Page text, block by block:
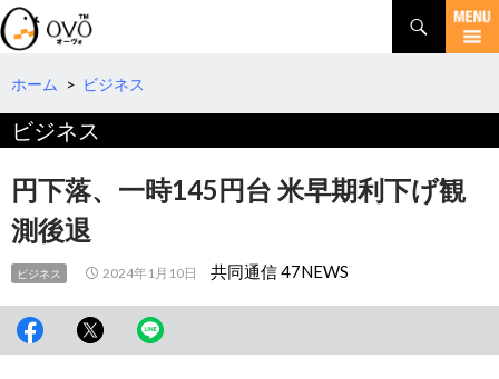
検
索
コ
テ
へ
移
動
ホーム > ビジネス
ビジネス
円下落、一時145円台 米早期利下げ観
測後退
ビジネス 2024年1月10日 共同通信 47NEWS